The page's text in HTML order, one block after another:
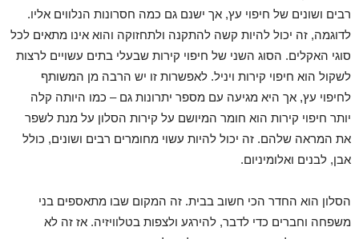
רבים ושונים של חיפוי עץ, אך ישנם גם כמה חסרונות הנלווים אליו.
לדוגמה, זה יכול להיות קשה להתקנה ולתחזוקה והוא אינו מתאים לכל
סוגי האקלים. הסוג השני של חיפוי קירות שבעלי בתים עשויים לרצות
לשקול הוא חיפוי קירות ויניל. לאפשרות זו יש הרבה מן המשותף
לחיפוי עץ, אך היא מגיעה עם מספר יתרונות גם – כמו היותה קלה
יותר חיפוי קירות הוא חומר המיושם על קירות הסלון על מנת לשפר
את המראה שלהם. זה יכול להיות עשוי מחומרים רבים ושונים, כולל
אבן, לבנים ואלומיניום.
הסלון הוא החדר הכי חשוב בבית. זה המקום שבו מתאספים בני
משפחה וחברים כדי לדבר, להירגע ולצפות בטלוויזיה. אז זה לא